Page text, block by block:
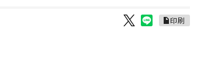
印刷